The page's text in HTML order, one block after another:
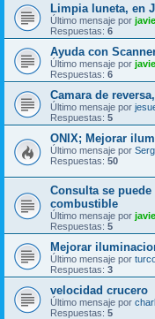
Limpia luneta, en
Último mensaje por
Respuestas: 6
Ayuda con
Último mensaje por
Respuestas: 6
Camara de
Último mensaje por
Respuestas: 5
ONIX; Mejorar
Último mensaje por
Respuestas: 50
Consulta se
combustible
Último mensaje por
Respuestas: 5
Mejorar
Último mensaje por
Respuestas: 3
velocidad crucero
Último mensaje por
Respuestas: 5